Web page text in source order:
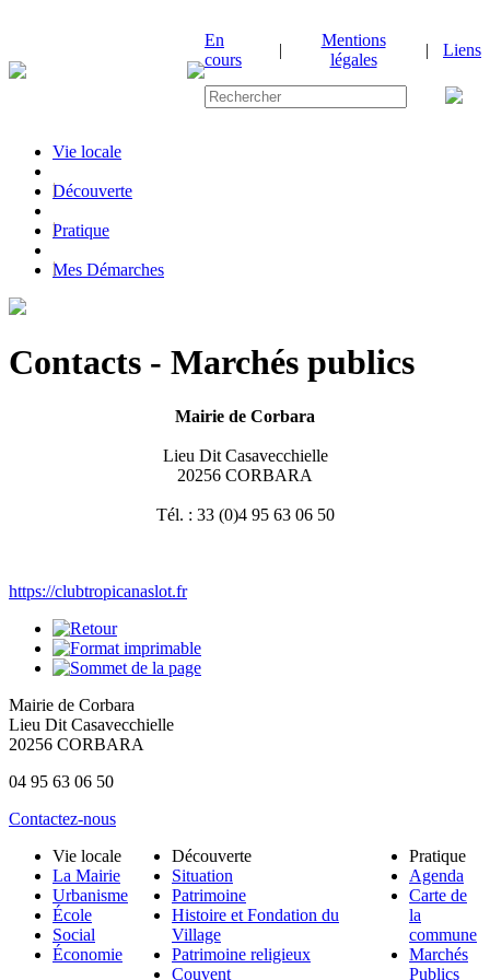
En
cours
|
Mentions
légales
| Liens
Vie locale
|Découverte
|Pratique
|Mes Démarches
Contacts - Marchés publics
Mairie de Corbara
Lieu Dit Casavecchielle
20256 CORBARA
Tél. : 33 (0)4 95 63 06 50
https://clubtropicanaslot.fr
Mairie de Corbara
Lieu Dit Casavecchielle
20256 CORBARA
04 95 63 06 50
Contactez-nous
Vie locale
La Mairie
Urbanisme
École
Social
Économie
Découverte
Situation
Patrimoine
Histoire et Fondation du
Village
Patrimoine religieux
Couvent
Pratique
Agenda
Carte de
la
commune
Marchés
Publics